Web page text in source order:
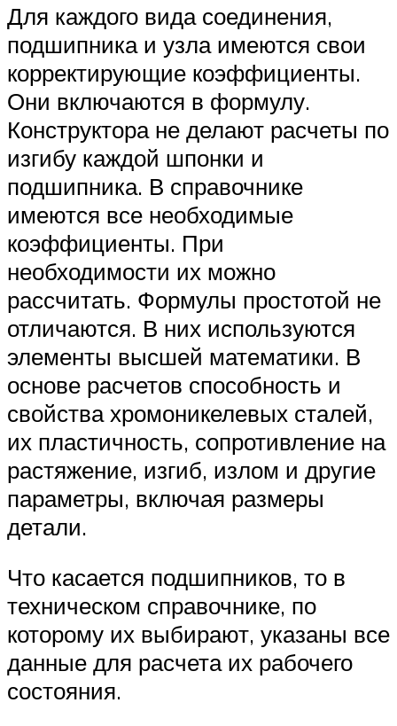
Для каждого вида соединения,
подшипника и узла имеются свои
корректирующие коэффициенты.
Они включаются в формулу.
Конструктора не делают расчеты по
изгибу каждой шпонки и
подшипника. В справочнике
имеются все необходимые
коэффициенты. При
необходимости их можно
рассчитать. Формулы простотой не
отличаются. В них используются
элементы высшей математики. В
основе расчетов способность и
свойства хромоникелевых сталей,
их пластичность, сопротивление на
растяжение, изгиб, излом и другие
параметры, включая размеры
детали.
Что касается подшипников, то в
техническом справочнике, по
которому их выбирают, указаны все
данные для расчета их рабочего
состояния.